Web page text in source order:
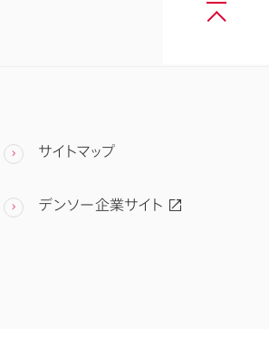
サイトマップ
デンソー企業サイト